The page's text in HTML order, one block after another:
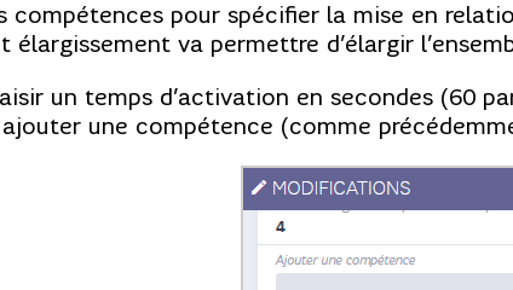
compétences pour spécifier la mise en
élargissement va permettre d’élargir
un temps d’activation en secondes (60
une compétence (comme